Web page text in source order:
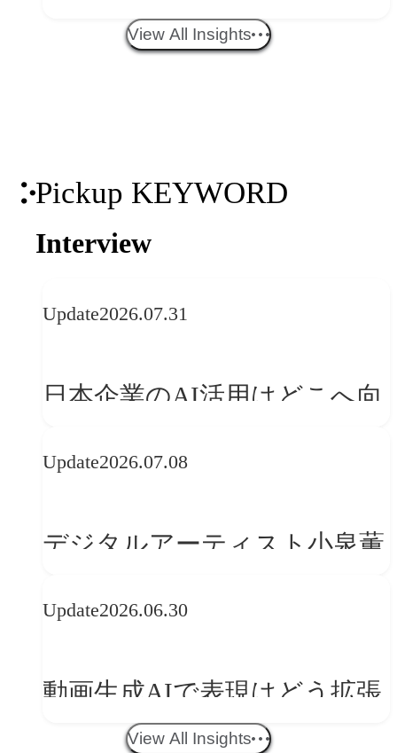
エイティブトレンド──社会
View All Insights
Pickup KEYWORD
Interview
Update2026.07.31
日本企業のAI活用はどこへ向
レンドに見る「人間中心」へ
Update2026.07.08
デジタルアーティスト小泉薫
ークフロー設計と「ノイズと
Update2026.06.30
動画生成AIで表現はどう拡張
する？映像ディレクター橋本
View All Insights